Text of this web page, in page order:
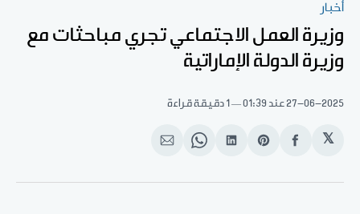
أخبار
وزيرة العمل الاجتماعي تجري مباحثات مع
وزيرة الدولة الإماراتية
27-06-2025عند 01:39 1 دقيقة قراءة
𝕏
انشر
الفيسبوك
Share
Pinterest
انشر
لينكد
Share
WhatsApp
انشر
الإيميل